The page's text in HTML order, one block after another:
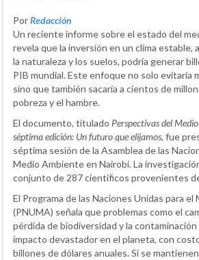
PorRedacción
Un reciente informe sobre el estado del
revela que la inversión en un clima estable,
la naturaleza y los suelos, podría generar
PIB mundial. Este enfoque no solo evitaría
sino que también sacaría a cientos de
pobreza y el hambre.
El documento, titulado Perspectivas del
séptima edición: Un futuro que elijamos, fue
séptima sesión de la Asamblea de las
Medio Ambiente en Nairobi. La
conjunto de 287 científicos provenientes
El Programa de las Naciones Unidas para
(PNUMA) señala que problemas como el
pérdida de biodiversidad y la
impacto devastador en el planeta, con
billones de dólares anuales. Si se